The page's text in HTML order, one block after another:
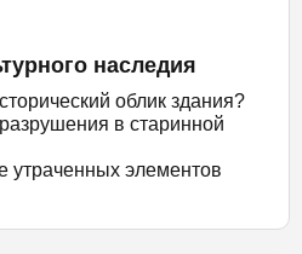
наследия
облик здания?
в старинной
утраченных элементов